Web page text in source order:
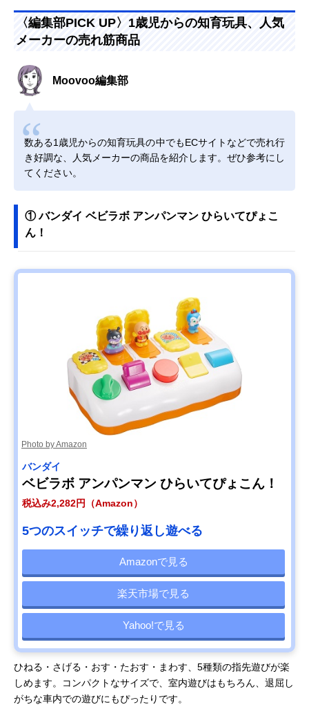
〈編集部PICK UP〉1歳児からの知育玩具、人気
メーカーの売れ筋商品
Moovoo編集部
数ある1歳児からの知育玩具の中でもECサイトなどで売れ行
き好調な、人気メーカーの商品を紹介します。ぜひ参考にし
てください。
① バンダイ ベビラボ アンパンマン ひらいてぴょこ
ん！
Photo by Amazon
バンダイ
ベビラボ アンパンマン ひらいてぴょこん！
税込み2,282円（Amazon）
5つのスイッチで繰り返し遊べる
Amazonで見る
楽天市場で見る
Yahoo!で見る
ひねる・さげる・おす・たおす・まわす、5種類の指先遊びが楽
しめます。コンパクトなサイズで、室内遊びはもちろん、退屈し
がちな車内での遊びにもぴったりです。